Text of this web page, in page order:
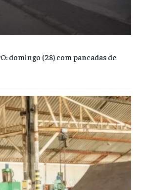
domingo (28) com pancadas de